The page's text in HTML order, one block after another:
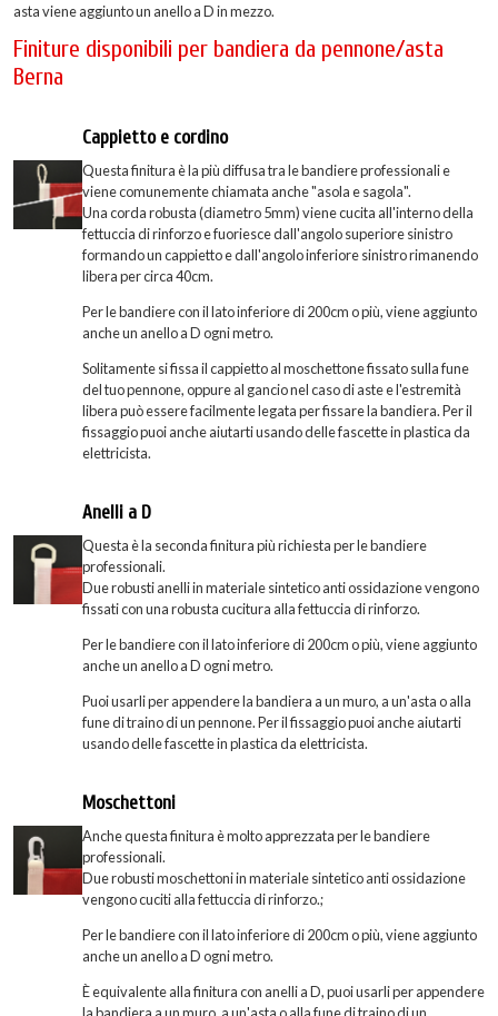
asta viene aggiunto un anello a D in mezzo.
Finiture disponibili per bandiera da pennone/asta
Berna
Cappietto e cordino
Questa finitura è la più diffusa tra le bandiere professionali e
viene comunemente chiamata anche "asola e sagola".
Una corda robusta (diametro 5mm) viene cucita all'interno della
fettuccia di rinforzo e fuoriesce dall'angolo superiore sinistro
formando un cappietto e dall'angolo inferiore sinistro rimanendo
libera per circa 40cm.
Per le bandiere con il lato inferiore di 200cm o più, viene aggiunto
anche un anello a D ogni metro.
Solitamente si fissa il cappietto al moschettone fissato sulla fune
del tuo pennone, oppure al gancio nel caso di aste e l'estremità
libera può essere facilmente legata per fissare la bandiera. Per il
fissaggio puoi anche aiutarti usando delle fascette in plastica da
elettricista.
Anelli a D
Questa è la seconda finitura più richiesta per le bandiere
professionali.
Due robusti anelli in materiale sintetico anti ossidazione vengono
fissati con una robusta cucitura alla fettuccia di rinforzo.
Per le bandiere con il lato inferiore di 200cm o più, viene aggiunto
anche un anello a D ogni metro.
Puoi usarli per appendere la bandiera a un muro, a un'asta o alla
fune di traino di un pennone. Per il fissaggio puoi anche aiutarti
usando delle fascette in plastica da elettricista.
Moschettoni
Anche questa finitura è molto apprezzata per le bandiere
professionali.
Due robusti moschettoni in materiale sintetico anti ossidazione
vengono cuciti alla fettuccia di rinforzo.;
Per le bandiere con il lato inferiore di 200cm o più, viene aggiunto
anche un anello a D ogni metro.
È equivalente alla finitura con anelli a D, puoi usarli per appendere